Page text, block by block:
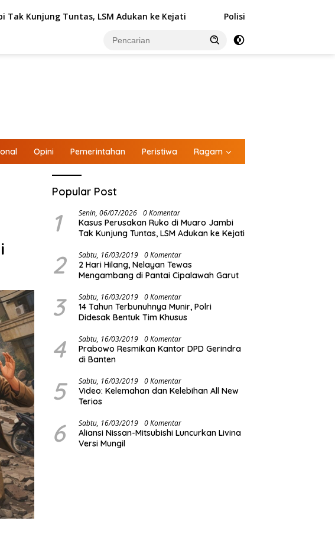
Tuntas, LSM Adukan ke Kejati Polisi Bilang Unsur Pidana
Opini Pemerintahan Peristiwa Ragam
Popular Post
1 Senin, 06/07/2026 0 Komentar
Kasus Perusakan Ruko di Muaro Jambi
Tak Kunjung Tuntas, LSM Adukan ke Kejati
2 Sabtu, 16/03/2019 0 Komentar
2 Hari Hilang, Nelayan Tewas
Mengambang di Pantai Cipalawah Garut
3 Sabtu, 16/03/2019 0 Komentar
14 Tahun Terbunuhnya Munir, Polri
Didesak Bentuk Tim Khusus
4 Sabtu, 16/03/2019 0 Komentar
Prabowo Resmikan Kantor DPD Gerindra
di Banten
5 Sabtu, 16/03/2019 0 Komentar
Video: Kelemahan dan Kelebihan All New
Terios
6 Sabtu, 16/03/2019 0 Komentar
Aliansi Nissan-Mitsubishi Luncurkan Livina
Versi Mungil